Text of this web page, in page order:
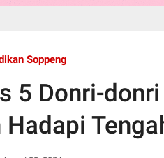
Soppeng
5 Donri-
Hadapi